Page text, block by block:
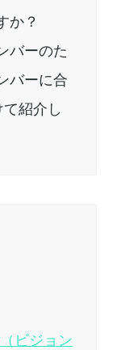
か？
バーのた
バーに合
紹介し
ビジョン